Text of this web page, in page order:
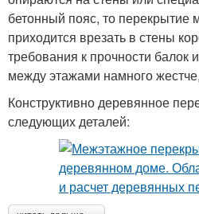
бетонный пояс, то перекрытие
приходится врезать в стены
требования к прочности балок
между этажами намного
Конструктивно деревянное
следующих деталей: